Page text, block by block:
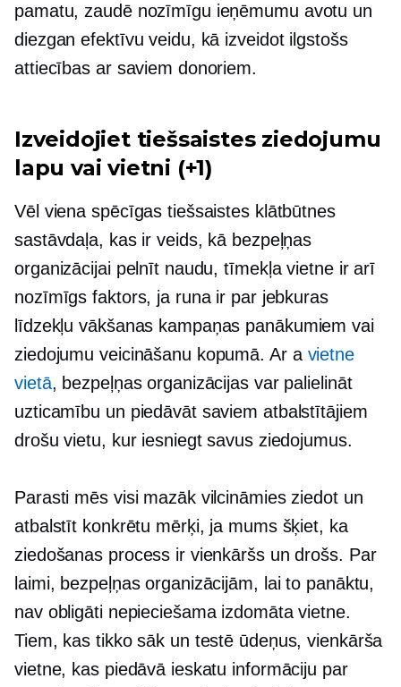
pamatu, zaudē nozīmīgu ieņēmumu avotu un
diezgan efektīvu veidu, kā izveidot ilgstošs
attiecības ar saviem donoriem.
Izveidojiet tiešsaistes ziedojumu
lapu vai vietni (+1)
Vēl viena spēcīgas tiešsaistes klātbūtnes
sastāvdaļa, kas ir veids, kā bezpeļņas
organizācijai pelnīt naudu, tīmekļa vietne ir arī
nozīmīgs faktors, ja runa ir par jebkuras
līdzekļu vākšanas kampaņas panākumiem vai
ziedojumu veicināšanu kopumā. Ar a vietne
vietā, bezpeļņas organizācijas var palielināt
uzticamību un piedāvāt saviem atbalstītājiem
drošu vietu, kur iesniegt savus ziedojumus.
Parasti mēs visi mazāk vilcināmies ziedot un
atbalstīt konkrētu mērķi, ja mums šķiet, ka
ziedošanas process ir vienkāršs un drošs. Par
laimi, bezpeļņas organizācijām, lai to panāktu,
nav obligāti nepieciešama izdomāta vietne.
Tiem, kas tikko sāk un testē ūdeņus, vienkārša
vietne, kas piedāvā ieskatu informāciju par